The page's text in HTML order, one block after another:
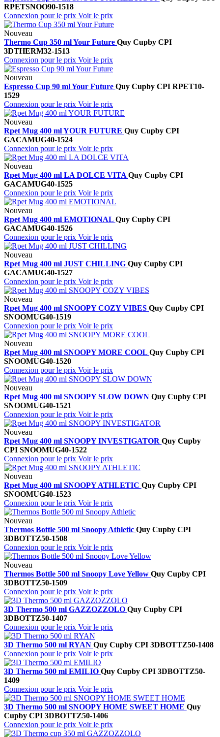
RPETSNOO90-1518
Connexion pour le prix Voir le prix
Nouveau
Thermo Cup 350 ml Your Future Quy Cupby CPI
3DTHERM32-1513
Connexion pour le prix Voir le prix
Nouveau
Espresso Cup 90 ml Your Future Quy Cupby CPI RPET10-
1529
Connexion pour le prix Voir le prix
Nouveau
Rpet Mug 400 ml YOUR FUTURE Quy Cupby CPI
GACAMUG40-1524
Connexion pour le prix Voir le prix
Nouveau
Rpet Mug 400 ml LA DOLCE VITA Quy Cupby CPI
GACAMUG40-1525
Connexion pour le prix Voir le prix
Nouveau
Rpet Mug 400 ml EMOTIONAL Quy Cupby CPI
GACAMUG40-1526
Connexion pour le prix Voir le prix
Nouveau
Rpet Mug 400 ml JUST CHILLING Quy Cupby CPI
GACAMUG40-1527
Connexion pour le prix Voir le prix
Nouveau
Rpet Mug 400 ml SNOOPY COZY VIBES Quy Cupby CPI
SNOOMUG40-1519
Connexion pour le prix Voir le prix
Nouveau
Rpet Mug 400 ml SNOOPY MORE COOL Quy Cupby CPI
SNOOMUG40-1520
Connexion pour le prix Voir le prix
Nouveau
Rpet Mug 400 ml SNOOPY SLOW DOWN Quy Cupby CPI
SNOOMUG40-1521
Connexion pour le prix Voir le prix
Nouveau
Rpet Mug 400 ml SNOOPY INVESTIGATOR Quy Cupby
CPI SNOOMUG40-1522
Connexion pour le prix Voir le prix
Nouveau
Rpet Mug 400 ml SNOOPY ATHLETIC Quy Cupby CPI
SNOOMUG40-1523
Connexion pour le prix Voir le prix
Nouveau
Thermos Bottle 500 ml Snoopy Athletic Quy Cupby CPI
3DBOTTZ50-1508
Connexion pour le prix Voir le prix
Nouveau
Thermos Bottle 500 ml Snoopy Love Yellow Quy Cupby CPI
3DBOTTZ50-1509
Connexion pour le prix Voir le prix
3D Thermo 500 ml GAZZOZZOLO Quy Cupby CPI
3DBOTTZ50-1407
Connexion pour le prix Voir le prix
3D Thermo 500 ml RYAN Quy Cupby CPI 3DBOTTZ50-1408
Connexion pour le prix Voir le prix
3D Thermo 500 ml EMILIO Quy Cupby CPI 3DBOTTZ50-
1409
Connexion pour le prix Voir le prix
3D Thermo 500 ml SNOOPY HOME SWEET HOME Quy
Cupby CPI 3DBOTTZ50-1406
Connexion pour le prix Voir le prix